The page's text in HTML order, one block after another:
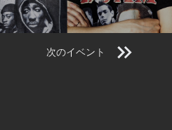
次のイベント